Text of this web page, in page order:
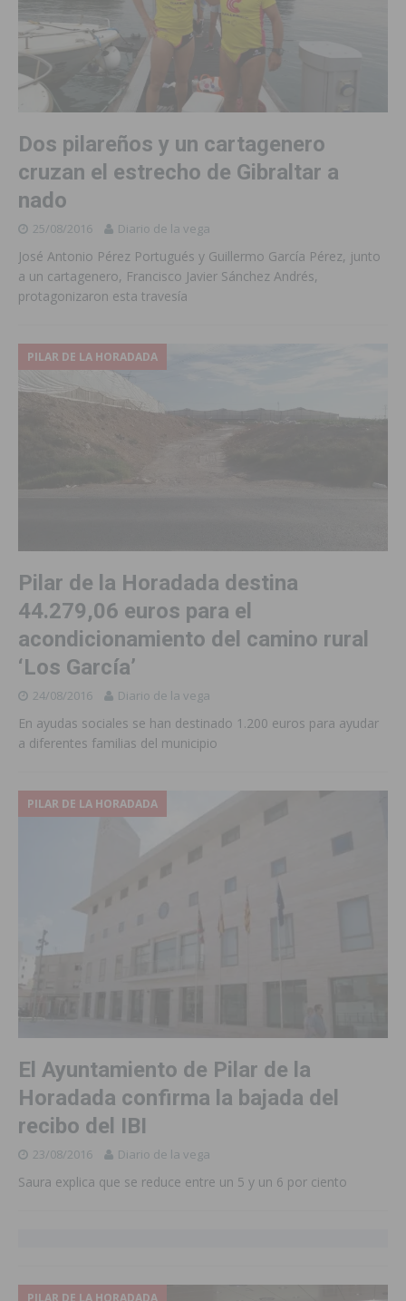
Dos pilareños y un cartagenero
cruzan el estrecho de Gibraltar a
nado
25/08/2016 Diario de la vega
José Antonio Pérez Portugués y Guillermo García Pérez, junto
a un cartagenero, Francisco Javier Sánchez Andrés,
protagonizaron esta travesía
PILAR DE LA HORADADA
Pilar de la Horadada destina
44.279,06 euros para el
acondicionamiento del camino rural
‘Los García’
24/08/2016 Diario de la vega
En ayudas sociales se han destinado 1.200 euros para ayudar
a diferentes familias del municipio
PILAR DE LA HORADADA
El Ayuntamiento de Pilar de la
Horadada confirma la bajada del
recibo del IBI
23/08/2016 Diario de la vega
Saura explica que se reduce entre un 5 y un 6 por ciento
PILAR DE LA HORADADA